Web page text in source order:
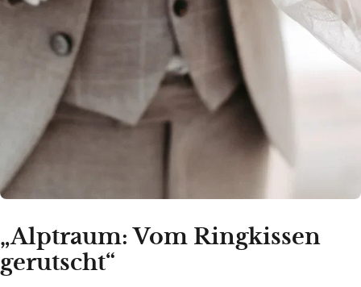
„Alptraum: Vom Ringkissen
gerutscht“